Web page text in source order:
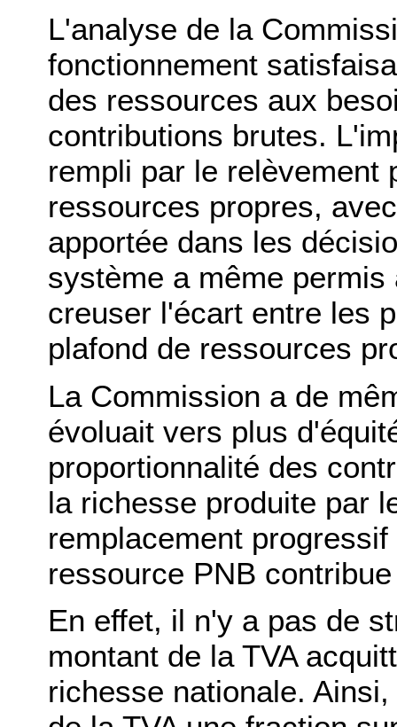
L'analyse de la
fonctionnement
des ressources aux
contributions brutes.
rempli par le relèvement
ressources propres,
apportée dans les
système a même
creuser l'écart entre les
plafond de ressources
La Commission a de
évoluait vers plus
proportionnalité des
la richesse produite par
remplacement
ressource PNB
En effet, il n'y a pas de
montant de la TVA
richesse nationale.